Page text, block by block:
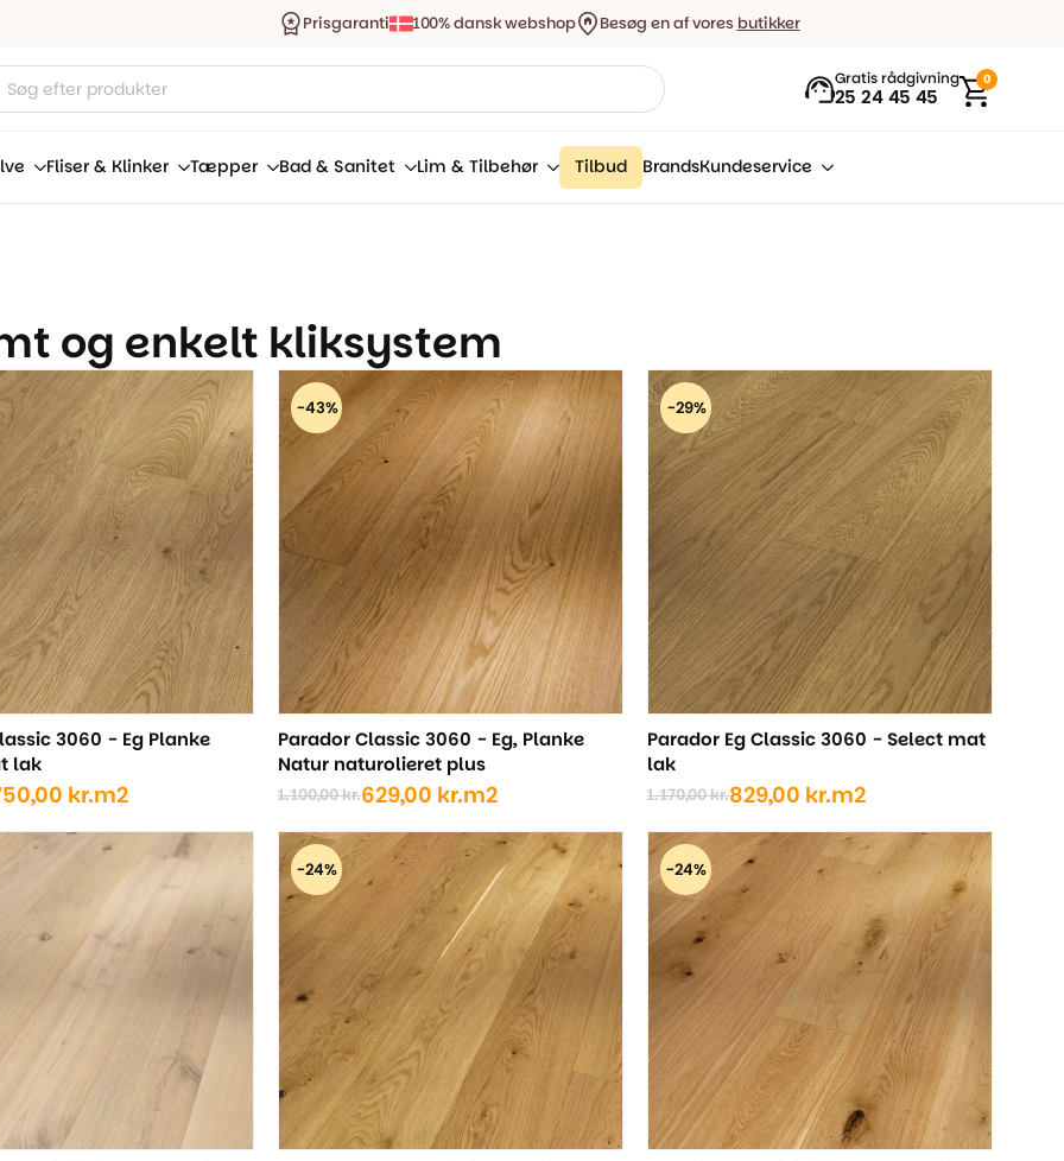
Prisgaranti 100% dansk webshop Besøg en af vores butikker
Gratis rådgivning
25 24 45 45
0
Fliser & Klinker Tæpper Bad & Sanitet Lim & Tilbehør Tilbud BrandsKundeservice
og enkelt kliksystem
3060 - Eg Planke
lak
kr.m2
-43%
Parador Classic 3060 - Eg, Planke
Natur naturolieret plus
1.100,00kr.
Den
oprindelige
pris
var:
1.100,00 kr..
629,00 kr.
Den
aktuelle
pris
er:
629,00 kr..
m2
-29%
Parador Eg Classic 3060 - Select mat
lak
1.170,00kr.
Den
oprindelige
pris
var:
1.170,00 kr..
829,00 kr.
Den
aktuelle
pris
er:
829,00 kr..
m2
-24% -24%